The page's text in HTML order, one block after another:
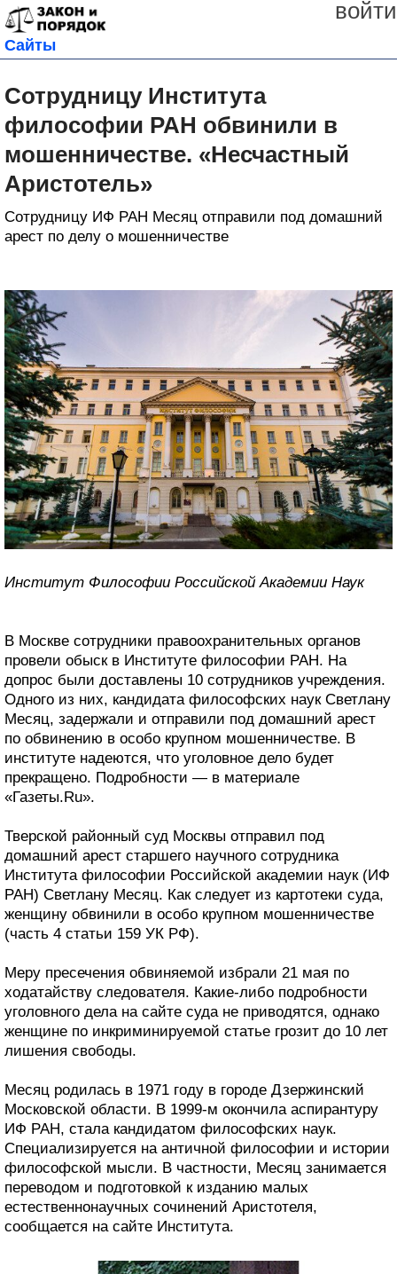
войти
Сайты
Сотрудницу Института
философии РАН обвинили в
мошенничестве. «Несчастный
Аристотель»
Сотрудницу ИФ РАН Месяц отправили под домашний
арест по делу о мошенничестве
Институт Философии Российской Академии Наук
В Москве сотрудники правоохранительных органов
провели обыск в Институте философии РАН. На
допрос были доставлены 10 сотрудников учреждения.
Одного из них, кандидата философских наук Светлану
Месяц, задержали и отправили под домашний арест
по обвинению в особо крупном мошенничестве. В
институте надеются, что уголовное дело будет
прекращено. Подробности — в материале
«Газеты.Ru».
Тверской районный суд Москвы отправил под
домашний арест старшего научного сотрудника
Института философии Российской академии наук (ИФ
РАН) Светлану Месяц. Как следует из картотеки суда,
женщину обвинили в особо крупном мошенничестве
(часть 4 статьи 159 УК РФ).
Меру пресечения обвиняемой избрали 21 мая по
ходатайству следователя. Какие-либо подробности
уголовного дела на сайте суда не приводятся, однако
женщине по инкриминируемой статье грозит до 10 лет
лишения свободы.
Месяц родилась в 1971 году в городе Дзержинский
Московской области. В 1999-м окончила аспирантуру
ИФ РАН, стала кандидатом философских наук.
Специализируется на античной философии и истории
философской мысли. В частности, Месяц занимается
переводом и подготовкой к изданию малых
естественнонаучных сочинений Аристотеля,
сообщается на сайте Института.